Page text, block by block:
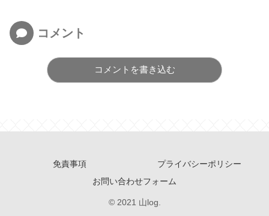
コメント
コメントを書き込む
免責事項
プライバシーポリシー
お問い合わせフォーム
© 2021 山log.